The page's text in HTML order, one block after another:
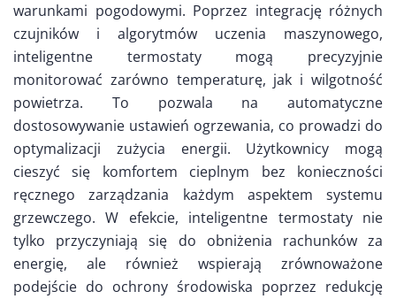
warunkami pogodowymi. Poprzez integrację różnych
czujników i algorytmów uczenia maszynowego,
inteligentne termostaty mogą precyzyjnie
monitorować zarówno temperaturę, jak i wilgotność
powietrza. To pozwala na automatyczne
dostosowywanie ustawień ogrzewania, co prowadzi do
optymalizacji zużycia energii. Użytkownicy mogą
cieszyć się komfortem cieplnym bez konieczności
ręcznego zarządzania każdym aspektem systemu
grzewczego. W efekcie, inteligentne termostaty nie
tylko przyczyniają się do obniżenia rachunków za
energię, ale również wspierają zrównoważone
podejście do ochrony środowiska poprzez redukcję